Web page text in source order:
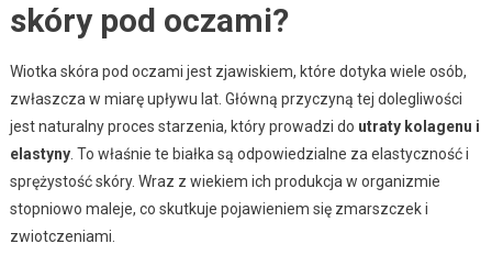
skóry pod oczami?
Wiotka skóra pod oczami jest zjawiskiem, które dotyka wiele osób,
zwłaszcza w miarę upływu lat. Główną przyczyną tej dolegliwości
jest naturalny proces starzenia, który prowadzi do utraty kolagenu i
elastyny. To właśnie te białka są odpowiedzialne za elastyczność i
sprężystość skóry. Wraz z wiekiem ich produkcja w organizmie
stopniowo maleje, co skutkuje pojawieniem się zmarszczek i
zwiotczeniami.